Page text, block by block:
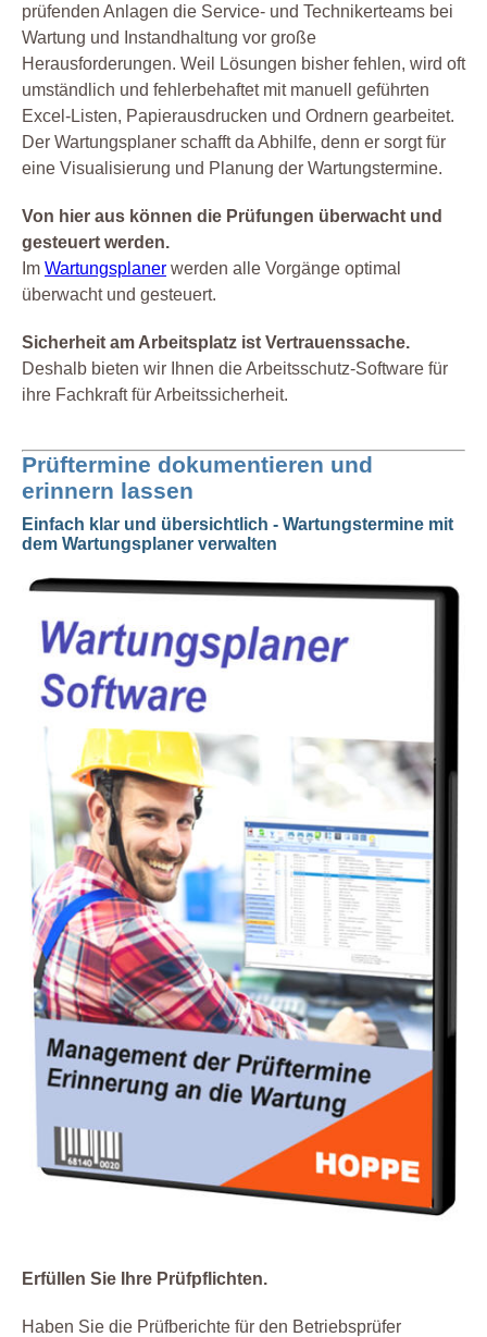
prüfenden Anlagen die Service- und Technikerteams bei
Wartung und Instandhaltung vor große
Herausforderungen. Weil Lösungen bisher fehlen, wird oft
umständlich und fehlerbehaftet mit manuell geführten
Excel-Listen, Papierausdrucken und Ordnern gearbeitet.
Der Wartungsplaner schafft da Abhilfe, denn er sorgt für
eine Visualisierung und Planung der Wartungstermine.
Von hier aus können die Prüfungen überwacht und
gesteuert werden.
Im Wartungsplaner werden alle Vorgänge optimal
überwacht und gesteuert.
Sicherheit am Arbeitsplatz ist Vertrauenssache.
Deshalb bieten wir Ihnen die Arbeitsschutz-Software für
ihre Fachkraft für Arbeitssicherheit.
Prüftermine dokumentieren und
erinnern lassen
Einfach klar und übersichtlich - Wartungstermine mit
dem Wartungsplaner verwalten
Erfüllen Sie Ihre Prüfpflichten.
Haben Sie die Prüfberichte für den Betriebsprüfer